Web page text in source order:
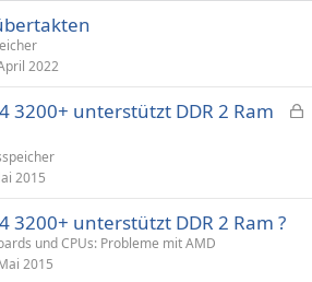
2022
e
3200+ unterstützt DDR 2 Ram
2015
3200+ unterstützt DDR 2 Ram ?
und CPUs: Probleme mit AMD
2015